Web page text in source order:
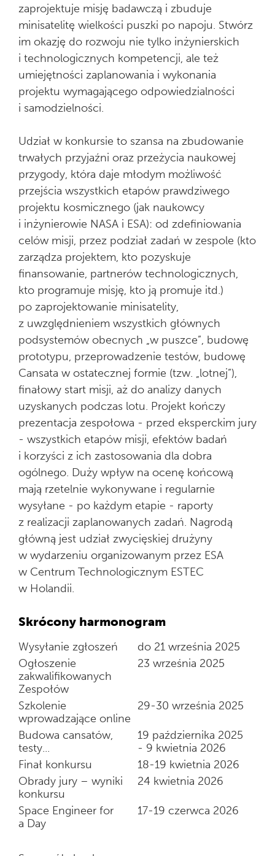
zaprojektuje misję badawczą i zbuduje
minisatelitę wielkości puszki po napoju. Stwórz
im okazję do rozwoju nie tylko inżynierskich
i technologicznych kompetencji, ale też
umiejętności zaplanowania i wykonania
projektu wymagającego odpowiedzialności
i samodzielności.
Udział w konkursie to szansa na zbudowanie
trwałych przyjaźni oraz przeżycia naukowej
przygody, która daje młodym możliwość
przejścia wszystkich etapów prawdziwego
projektu kosmicznego (jak naukowcy
i inżynierowie NASA i ESA): od zdefiniowania
celów misji, przez podział zadań w zespole (kto
zarządza projektem, kto pozyskuje
finansowanie, partnerów technologicznych,
kto programuje misję, kto ją promuje itd.)
po zaprojektowanie minisatelity,
z uwzględnieniem wszystkich głównych
podsystemów obecnych „w puszce”, budowę
prototypu, przeprowadzenie testów, budowę
Cansata w ostatecznej formie (tzw. „lotnej”),
finałowy start misji, aż do analizy danych
uzyskanych podczas lotu. Projekt kończy
prezentacja zespołowa - przed eksperckim jury
- wszystkich etapów misji, efektów badań
i korzyści z ich zastosowania dla dobra
ogólnego. Duży wpływ na ocenę końcową
mają rzetelnie wykonywane i regularnie
wysyłane - po każdym etapie - raporty
z realizacji zaplanowanych zadań. Nagrodą
główną jest udział zwycięskiej drużyny
w wydarzeniu organizowanym przez ESA
w Centrum Technologicznym ESTEC
w Holandii.
Skrócony harmonogram
Wysyłanie zgłoszeń
do 21 września 2025
Ogłoszenie
zakwalifikowanych
Zespołów
23 września 2025
Szkolenie
wprowadzające online
29-30 września 2025
Budowa cansatów,
testy...
19 października 2025
- 9 kwietnia 2026
Finał konkursu
18-19 kwietnia 2026
Obrady jury – wyniki
konkursu
24 kwietnia 2026
Space Engineer for
a Day
17-19 czerwca 2026